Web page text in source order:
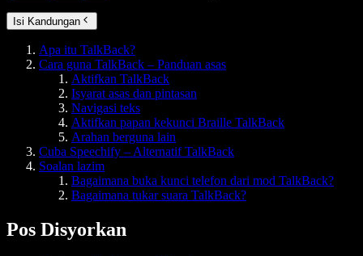
Isi Kandungan
Apa itu TalkBack?
Cara guna TalkBack – Panduan asas
Aktifkan TalkBack
Isyarat asas dan pintasan
Navigasi teks
Aktifkan papan kekunci Braille TalkBack
Arahan berguna lain
Cuba Speechify – Alternatif TalkBack
Soalan lazim
Bagaimana buka kunci telefon dari mod TalkBack?
Bagaimana tukar suara TalkBack?
Pos Disyorkan